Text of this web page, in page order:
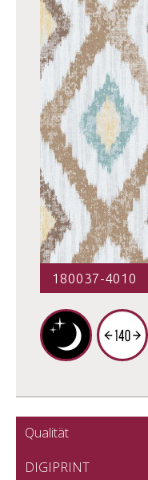
180037-4010
Qualität
DIGIPRINT